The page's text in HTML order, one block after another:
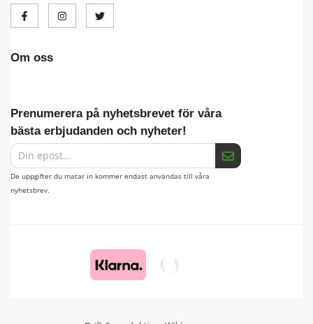
Om oss
Prenumerera på nyhetsbrevet för våra
bästa erbjudanden och nyheter!
De uppgifter du matar in kommer endast användas till våra
nyhetsbrev.